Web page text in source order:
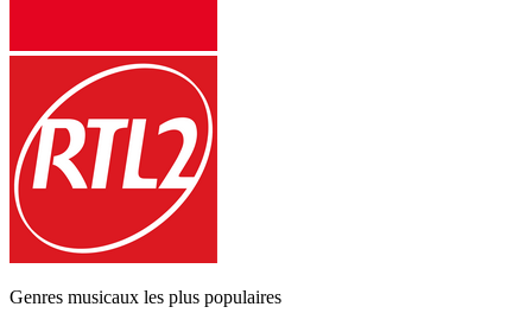
Genres musicaux les plus populaires